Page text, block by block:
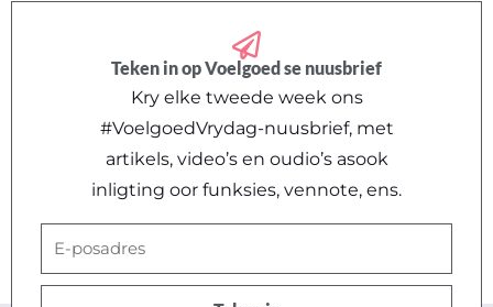
Teken in op Voelgoed se nuusbrief
Kry elke tweede week ons
#VoelgoedVrydag-nuusbrief, met
artikels, video’s en oudio’s asook
inligting oor funksies, vennote, ens.
E-
posadres